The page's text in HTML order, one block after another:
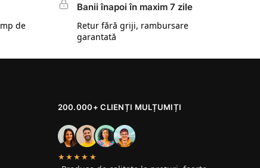
de
Banii înapoi în maxim 7 zile
Retur fără griji, rambursare
garantată
200.000+ CLIENȚI MULȚUMIȚI
★★★★★